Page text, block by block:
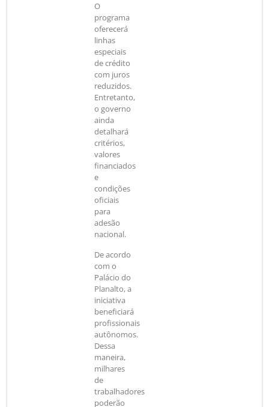
O
programa
oferecerá
linhas
especiais
de crédito
com juros
reduzidos.
Entretanto,
o governo
ainda
detalhará
critérios,
valores
financiados
e
condições
oficiais
para
adesão
nacional.
De acordo
com o
Palácio do
Planalto, a
iniciativa
beneficiará
profissionais
autônomos.
Dessa
maneira,
milhares
de
trabalhadores
poderão